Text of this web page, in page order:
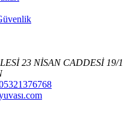
23 NİSAN CADDESİ 19/1